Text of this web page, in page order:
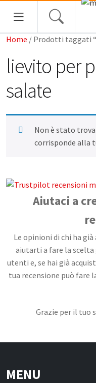
HOME
ALIMENTARI
COSMESI
INGROSSO
CONTATTI
Home / Prodotti taggati
lievito per
salate
Non è stato
corrisponde alla
Aiutaci a
Le opinioni di chi ha
aiutarti a fare la scelta
utenti e, se hai già
tua recensione può fare
Grazie per il tuo
MENU